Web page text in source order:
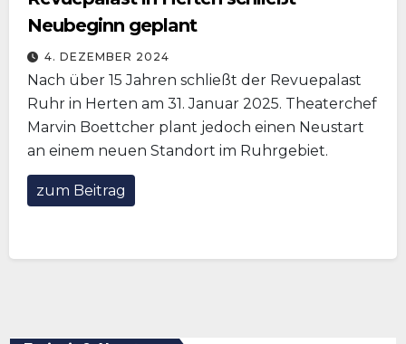
Neubeginn geplant
4. DEZEMBER 2024
Nach über 15 Jahren schließt der Revuepalast
Ruhr in Herten am 31. Januar 2025. Theaterchef
Marvin Boettcher plant jedoch einen Neustart
an einem neuen Standort im Ruhrgebiet.
zum Beitrag